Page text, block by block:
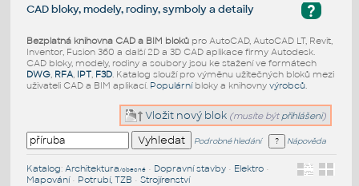
?
CAD bloky, modely, rodiny, symboly a detaily
Bezplatná knihovna CAD a BIM blokůpro AutoCAD, AutoCAD LT, Revit,
Inventor, Fusion 360 a další 2D a 3D CAD aplikace firmy Autodesk.
CAD bloky, modely, rodiny a soubory jsou ke stažení ve formátech
DWG, RFA, IPT, F3D. Katalog slouží pro výměnu užitečných bloků mezi
uživateli CAD a BIM aplikací. Populárníbloky a knihovny výrobců.
Vložit nový blok (musíte být přihlášeni)
Podrobné hledání Nápověda
Katalog: Architektura/obecné• Dopravní stavby• Elektro•
Mapování• Potrubí, TZB • Strojírenství